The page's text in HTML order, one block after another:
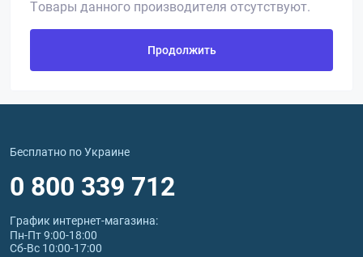
Товары данного производителя отсутствуют.
Продолжить
Бесплатно по Украине
0 800 339 712
График интернет‑магазина:
Пн-Пт 9:00-18:00
Сб-Вс 10:00-17:00